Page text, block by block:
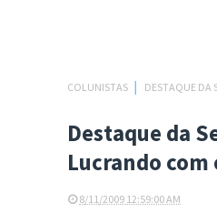
COLUNISTAS DESTAQUE DA
Destaque da
Lucrando com
8/11/2009 12:59:00 AM